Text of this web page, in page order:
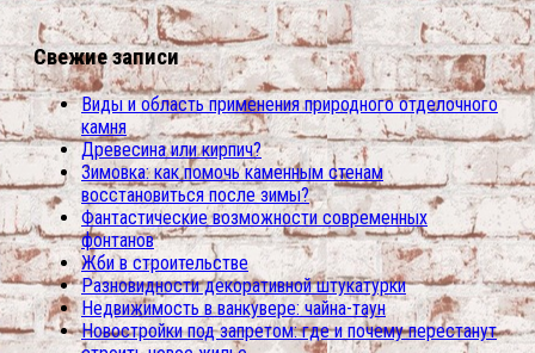
Свежие записи
Виды и область применения природного отделочного
камня
Древесина или кирпич?
Зимовка: как помочь каменным стенам
восстановиться после зимы?
Фантастические возможности современных
фонтанов
Жби в строительстве
Разновидности декоративной штукатурки
Недвижимость в ванкувере: чайна-таун
Новостройки под запретом: где и почему перестанут